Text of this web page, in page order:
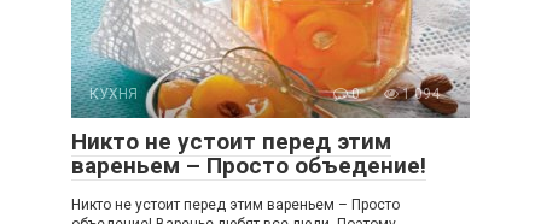
КУХНЯ 0 1 094
Никто не устоит перед этим
вареньем – Просто объедение!
Никто не устоит перед этим вареньем – Просто